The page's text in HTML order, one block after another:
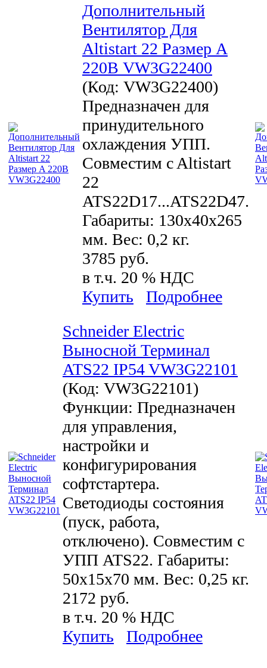
Дополнительный
Вентилятор Для
Altistart 22 Размер A
220В VW3G22400
(Код: VW3G22400)
Предназначен для
принудительного
охлаждения УПП.
Совместим c Altistart
22
ATS22D17...ATS22D47.
Габариты: 130x40x265
мм. Вес: 0,2 кг.
3785 руб.
в т.ч. 20 % НДС
Купить
Подробнее
Schneider Electric
Выносной Терминал
ATS22 IP54 VW3G22101
(Код: VW3G22101)
Функции: Предназначен
для управления,
настройки и
конфигурирования
софтстартера.
Светодиоды состояния
(пуск, работа,
отключено). Совместим с
УПП ATS22. Габариты:
50x15x70 мм. Вес: 0,25 кг.
2172 руб.
в т.ч. 20 % НДС
Купить
Подробнее